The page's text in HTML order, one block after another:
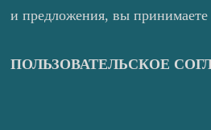
и предложения, вы
ПОЛЬЗОВАТЕЛЬСКОЕ